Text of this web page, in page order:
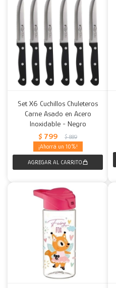
Set X6 Cuchillos Chuleteros
Carne Asado en Acero
Inoxidable - Negro
$ 799 $ 889
10